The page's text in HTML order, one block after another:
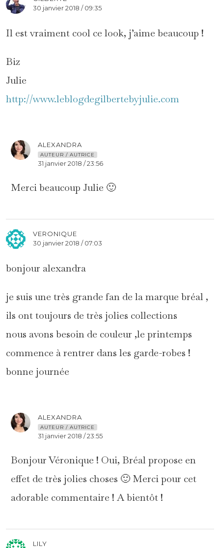
30 janvier 2018 / 09:35
Il est vraiment cool ce look, j’aime beaucoup !
Biz
Julie
http://www.leblogdegilbertebyjulie.com
ALEXANDRA
AUTEUR / AUTRICE
31 janvier 2018 / 23:56
Merci beaucoup Julie 🙂
VERONIQUE
30 janvier 2018 / 07:03
bonjour alexandra
je suis une très grande fan de la marque bréal ,
ils ont toujours de très jolies collections
nous avons besoin de couleur ,le printemps
commence à rentrer dans les garde-robes !
bonne journée
ALEXANDRA
AUTEUR / AUTRICE
31 janvier 2018 / 23:55
Bonjour Véronique ! Oui, Bréal propose en
effet de très jolies choses 🙂 Merci pour cet
adorable commentaire ! A bientôt !
LILY